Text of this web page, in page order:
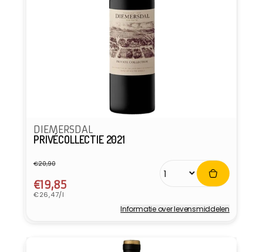
DIEMERSDAL
PRIVÉCOLLECTIE 2021
Normale
prijs
€20,90
Aanbiedingsprijs
€19,85
Eenheidsprijs
€26,47/l
Informatie over levensmiddelen